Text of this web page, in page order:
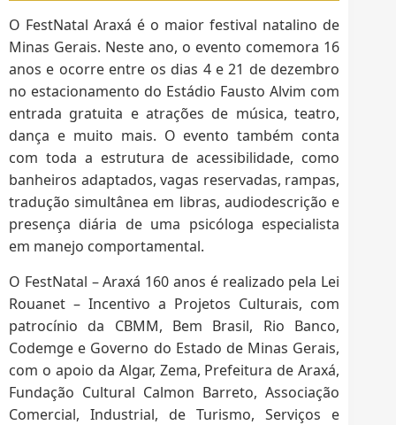
O FestNatal Araxá é o maior festival natalino de
Minas Gerais. Neste ano, o evento comemora 16
anos e ocorre entre os dias 4 e 21 de dezembro
no estacionamento do Estádio Fausto Alvim com
entrada gratuita e atrações de música, teatro,
dança e muito mais. O evento também conta
com toda a estrutura de acessibilidade, como
banheiros adaptados, vagas reservadas, rampas,
tradução simultânea em libras, audiodescrição e
presença diária de uma psicóloga especialista
em manejo comportamental.
O FestNatal – Araxá 160 anos é realizado pela Lei
Rouanet – Incentivo a Projetos Culturais, com
patrocínio da CBMM, Bem Brasil, Rio Banco,
Codemge e Governo do Estado de Minas Gerais,
com o apoio da Algar, Zema, Prefeitura de Araxá,
Fundação Cultural Calmon Barreto, Associação
Comercial, Industrial, de Turismo, Serviços e